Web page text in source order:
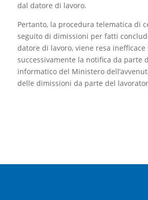
dal datore di lavoro.
Pertanto, la procedura telematica di
seguito di dimissioni per fatti
datore di lavoro, viene resa inefficace
successivamente la notifica da parte
informatico del Ministero
delle dimissioni da parte del